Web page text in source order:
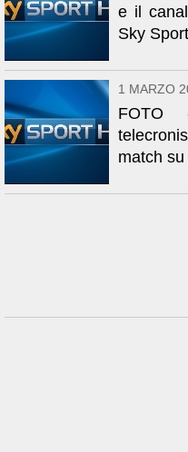
e il
Sky
1 MARZO
FOTO
match